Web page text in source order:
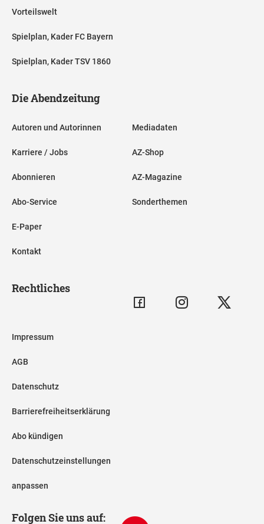
Vorteilswelt
Spielplan, Kader FC Bayern
Spielplan, Kader TSV 1860
Die Abendzeitung
Autoren und Autorinnen
Karriere / Jobs
Abonnieren
Abo-Service
E-Paper
Kontakt
Mediadaten
AZ-Shop
AZ-Magazine
Sonderthemen
Rechtliches
Impressum
AGB
Datenschutz
Barrierefreiheitserklärung
Abo kündigen
Datenschutzeinstellungen
anpassen
Folgen Sie uns auf: